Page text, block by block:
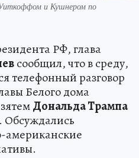
Уиткоффом и Кушнером по
РФ, глава
сообщил, что в среду,
телефонный разговор
Белого дома
Дональда Трампа
. Обсуждались
американские